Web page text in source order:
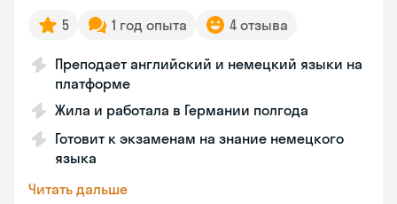
5 1 год опыта 4 отзыва
Преподает английский и немецкий языки на
платформе
Жила и работала в Германии полгода
Готовит к экзаменам на знание немецкого
языка
Читать дальше